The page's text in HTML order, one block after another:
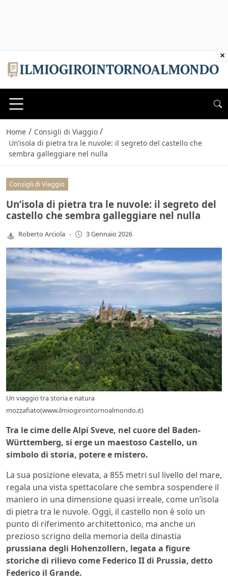
Home / Consigli di Viaggio /
Un’isola di pietra tra le nuvole: il segreto del castello che
sembra galleggiare nel nulla
Consigli di Viaggio
Un’isola di pietra tra le nuvole: il segreto del
castello che sembra galleggiare nel nulla
Roberto Arciola - 3 Gennaio 2026
Un viaggio tra storia e natura
mozzafiato(www.ilmiogirointornoalmondo.it)
Tra le cime delle Alpi Sveve, nel cuore del Baden-
Württemberg, si erge un maestoso Castello, un
simbolo di storia, potere e mistero.
La sua posizione elevata, a 855 metri sul livello del mare,
regala una vista spettacolare che sembra sospendere il
maniero in una dimensione quasi irreale, come un’isola
di pietra tra le nuvole. Oggi, il castello non è solo un
punto di riferimento architettonico, ma anche un
prezioso scrigno della memoria della dinastia
prussiana degli Hohenzollern, legata a figure
storiche di rilievo come Federico II di Prussia, detto
Federico il Grande.
×